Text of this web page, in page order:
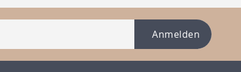
Anmelden